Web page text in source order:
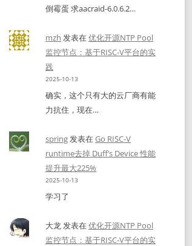
倒霉蛋 求aacraid-6.0.6.2…
mzh 发表在优化开源NTP Pool
监控节点：基于RISC-V平台的实
践
2025-10-13
确实，这个只有大的云厂商有能
力抗住，现在…
spring发表在Go RISC-V
runtime去掉 Duff’s Device 性能
提升最大225%
2025-10-13
学习了
大龙发表在优化开源NTP Pool
监控节点：基于RISC-V平台的实